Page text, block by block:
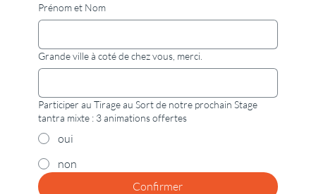
Prénom et Nom
Grande ville à coté de chez vous, merci.
Participer au Tirage au Sort de notre prochain Stage
tantra mixte : 3 animations offertes
oui
non
Confirmer